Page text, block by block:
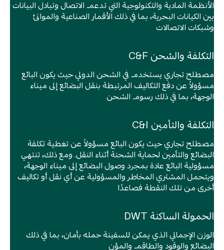
الأنظمة المادية والتكنولوجية التي تدعم الاتصال وتبادل البيانات
بين الكيانات البحرية، بما في ذلك الأقمار الصناعية والموانئ
وشبكات الاتصالات
التكلفة والشحن C&F
مصطلح تجاري يستخدم في الشحن الدولي حيث يكون البائع
مسؤولاً عن دفع التكاليف المرتبطة بنقل البضائع إلى ميناء
الوجهة، بما في ذلك رسوم الشحن
التكلفة والتأمين C&I
مصطلح تجاري حيث يكون البائع مسؤولاً عن تغطية تكلفة
البضائع والتأمين لحماية الشحنة أثناء النقل. ومع ذلك، تنتهي
مسؤولية البائع عادة بمجرد وصول البضائع إلى ميناء الوجهة،
ويتحمل المشتري المخاطر والمسؤولية عن أي نقل أو تكاليف
أخرى من تلك النقطة فصاعدًا
الحمولة الساكنة DWT
الوزن الإجمالي الذي يمكن للسفينة حمله بأمان، بما في ذلك
البضائع والوقود والطاقم والمؤن